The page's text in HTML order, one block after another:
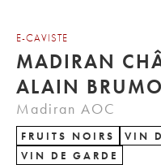
E-CAVISTE
MADIRAN
ALAIN
Madiran AOC
FRUITS NOIRS
VIN
VIN DE GARDE